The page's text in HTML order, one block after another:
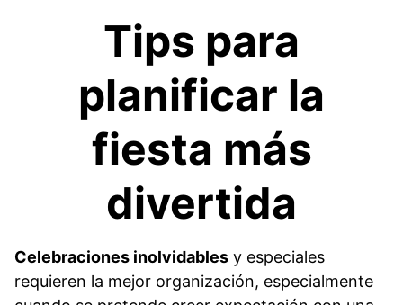
Tips para
planificar la
fiesta más
divertida
Celebraciones inolvidables y especiales
requieren la mejor organización, especialmente